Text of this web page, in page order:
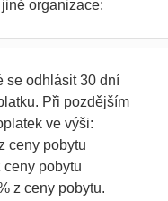
organizace:
se odhlásit 30 dní
Při pozdějším
ve výši:
ceny pobytu
ceny pobytu
z ceny pobytu.